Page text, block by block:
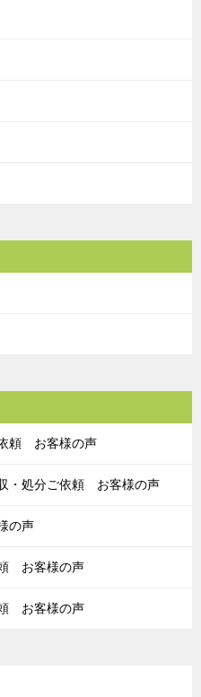
頼 お客様の声
・処分ご依頼 お客様の声
の声
お客様の声
頼 お客様の声